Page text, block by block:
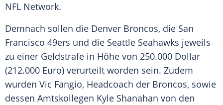
NFL Network.
Demnach sollen die Denver Broncos, die San
Francisco 49ers und die Seattle Seahawks jeweils
zu einer Geldstrafe in Höhe von 250.000 Dollar
(212.000 Euro) verurteilt worden sein. Zudem
wurden Vic Fangio, Headcoach der Broncos, sowie
dessen Amtskollegen Kyle Shanahan von den